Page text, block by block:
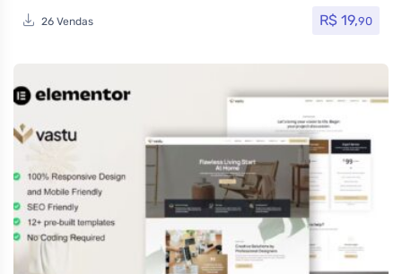
26 Vendas R$ 19,90